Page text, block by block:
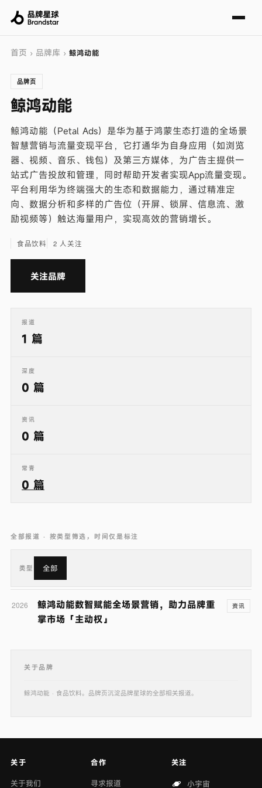
首页 › 品牌库 › 鲸鸿动能
品牌页
鲸鸿动能
鲸鸿动能（Petal Ads）是华为基于鸿蒙生态打造的全场景
智慧营销与流量变现平台，它打通华为自身应用（如浏览
器、视频、音乐、钱包）及第三方媒体，为广告主提供一
站式广告投放和管理，同时帮助开发者实现App流量变现。
平台利用华为终端强大的生态和数据能力，通过精准定
向、数据分析和多样的广告位（开屏、锁屏、信息流、激
励视频等）触达海量用户，实现高效的营销增长。
食品饮料 2 人关注
关注品牌
报道
1 篇
深度
0 篇
资讯
0 篇
常青
0 篇
全部报道 · 按类型筛选，时间仅是标注
类型 全部
2026
鲸鸿动能数智赋能全场景营销，助力品牌重
掌市场「主动权」
资讯
关于品牌
鲸鸿动能 · 食品饮料。品牌页沉淀品牌星球的全部相关报道。
关于
关于我们
合作
寻求报道
关注
小宇宙